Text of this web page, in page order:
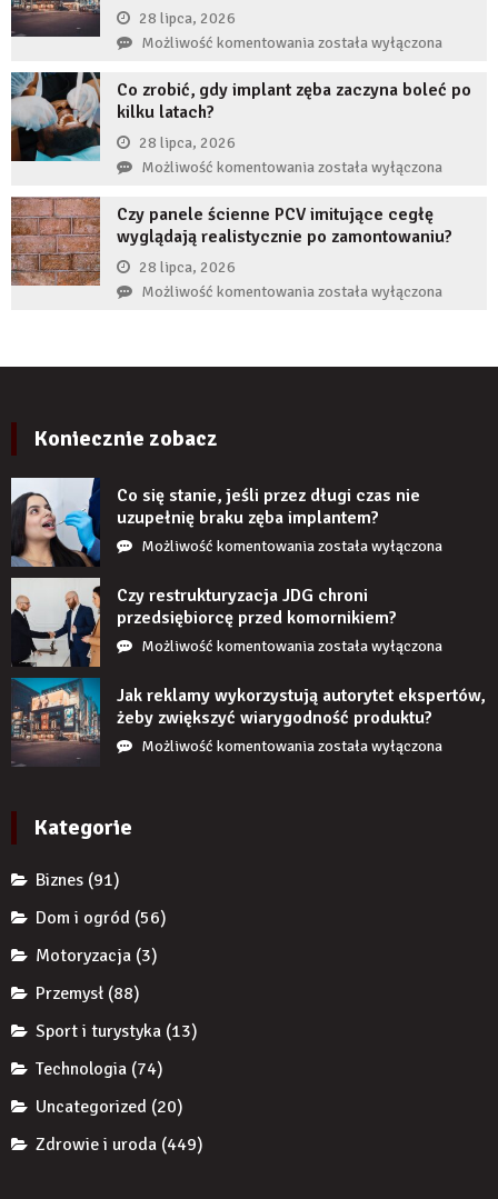
implantem?
przed
komornikiem?
28 lipca, 2026
Możliwość komentowaniaJak
wykorzystują
żeby
zwiększyć
wiarygodność
produktu?
została wyłączona
Co zrobić, gdy implant zęba zaczyna boleć po
kilku latach?
28 lipca, 2026
Możliwość komentowaniaCo
gdy
implant
zaczyna
została wyłączona
Czy panele ścienne PCV imitujące cegłę
wyglądają realistycznie po zamontowaniu?
28 lipca, 2026
Możliwość komentowaniaCzy
zamontowaniu?
została wyłączona
Koniecznie zobacz
Co się stanie, jeśli przez długi czas nie
uzupełnię braku zęba implantem?
Możliwość komentowaniaCo
stanie,
jeśli
przez
czas
nie
uzupełnię
braku
została wyłączona
Czy restrukturyzacja JDG chroni
przedsiębiorcę przed komornikiem?
Możliwość komentowaniaCzy
JDG
chroni
przedsiębiorcę
została wyłączona
Jak reklamy wykorzystują autorytet ekspertów,
żeby zwiększyć wiarygodność produktu?
Możliwość komentowaniaJak
została wyłączona
Kategorie
Biznes (91)
Dom i ogród (56)
Motoryzacja (3)
Przemysł (88)
Sport i turystyka (13)
Technologia (74)
Uncategorized (20)
Zdrowie i uroda (449)